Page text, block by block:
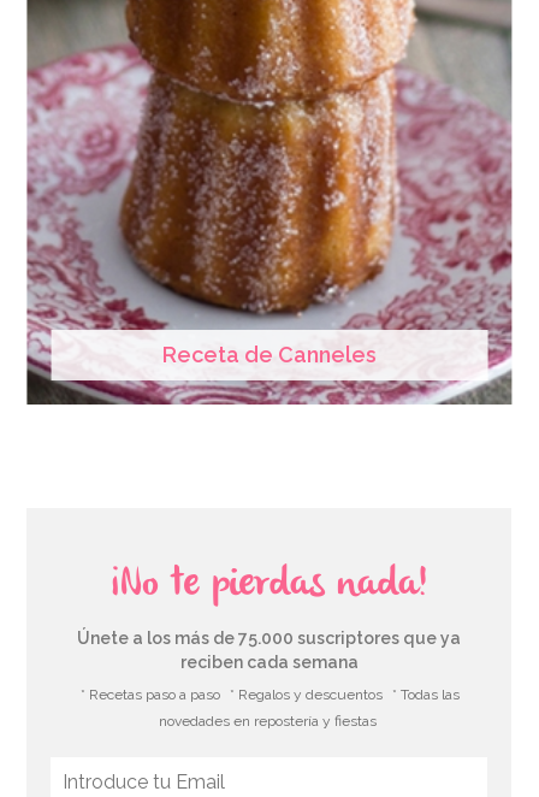
Receta de Canneles
¡No te pierdas nada!
Únete a los más de 75.000 suscriptores que ya
reciben cada semana
* Recetas paso a paso * Regalos y descuentos
* Todas las
novedades en repostería y fiestas